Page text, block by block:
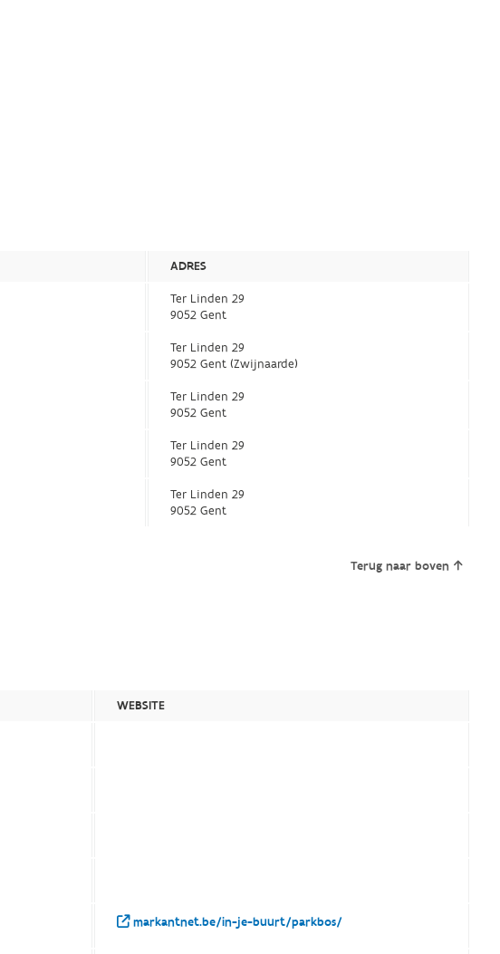
ADRES
Ter Linden 29
9052 Gent
Ter Linden 29
9052 Gent (Zwijnaarde)
Ter Linden 29
9052 Gent
Ter Linden 29
9052 Gent
Ter Linden 29
9052 Gent
Terug naar boven
WEBSITE
markantnet.be/in-je-buurt/parkbos/